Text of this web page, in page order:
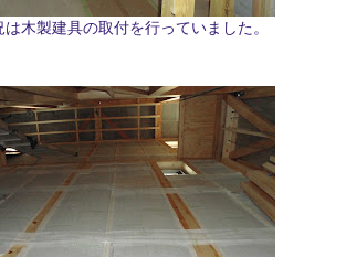
木製建具の取付を行っていました。